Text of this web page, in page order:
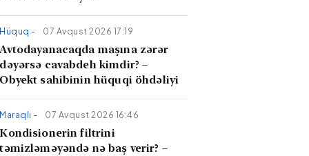
Hüquq - 07 Avqust 2026 17:19
Avtodayanacaqda maşına zərər
dəyərsə cavabdeh kimdir? –
Obyekt sahibinin hüquqi öhdəliyi
Maraqlı - 07 Avqust 2026 16:46
Kondisionerin filtrini
təmizləməyəndə nə baş verir? –